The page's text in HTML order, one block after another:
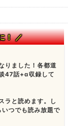
！ ／
りました！各都道
47話+α収録して
ラと読めます。し
つでも読み放題で